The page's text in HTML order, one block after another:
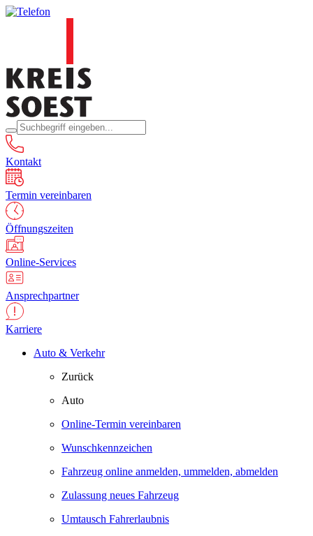
Kontakt
Termin vereinbaren
Öffnungszeiten
Online-Services
Ansprechpartner
Karriere
Auto & Verkehr
Zurück
Auto
Online-Termin vereinbaren
Wunschkennzeichen
Fahrzeug online anmelden, ummelden, abmelden
Zulassung neues Fahrzeug
Umtausch Fahrerlaubnis